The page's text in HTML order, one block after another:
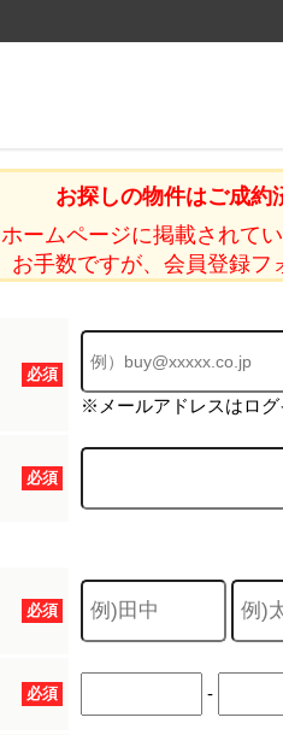
お探しの物件はご成約
ホームページに掲載されて
お手数ですが、会員登録フ
必須
※メールアドレスはログ
必須
必須
必須 -